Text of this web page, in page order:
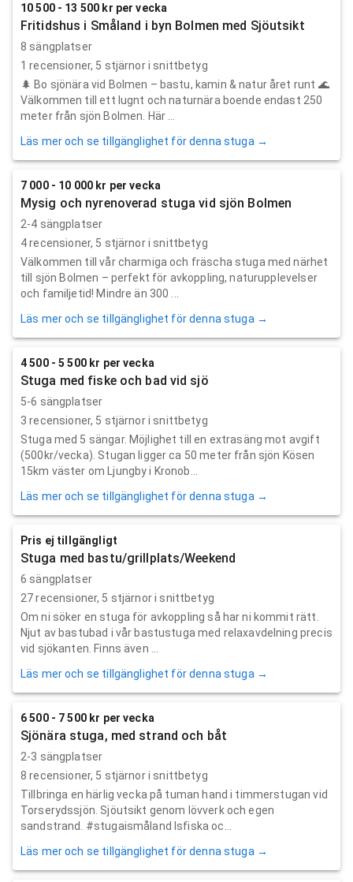
10 500 - 13 500 kr per vecka
Fritidshus i Småland i byn Bolmen med Sjöutsikt
8 sängplatser
1 recensioner, 5 stjärnor i snittbetyg
🌲 Bo sjönära vid Bolmen – bastu, kamin & natur året runt 🌊
Välkommen till ett lugnt och naturnära boende endast 250
meter från sjön Bolmen. Här ...
Läs mer och se tillgänglighet för denna stuga →
7 000 - 10 000 kr per vecka
Mysig och nyrenoverad stuga vid sjön Bolmen
2-4 sängplatser
4recensioner, 5 stjärnor i snittbetyg
Välkommen till vår charmiga och fräscha stuga med närhet
till sjön Bolmen – perfekt för avkoppling, naturupplevelser
och familjetid! Mindre än 300 ...
Läs mer och se tillgänglighet för denna stuga →
4 500 - 5 500 kr per vecka
Stuga med fiske och bad vid sjö
5-6 sängplatser
3 recensioner, 5 stjärnor i snittbetyg
Stuga med 5 sängar. Möjlighet till en extrasäng mot avgift
(500kr/vecka). Stugan ligger ca 50 meter från sjön Kösen
15km väster om Ljungby i Kronob...
Läs mer och se tillgänglighet för denna stuga →
Pris ej tillgängligt
Stuga med bastu/grillplats/Weekend
6 sängplatser
27recensioner, 5 stjärnor i snittbetyg
Om ni söker en stuga för avkoppling så har ni kommit rätt.
Njut av bastubad i vår bastustuga med relaxavdelning precis
vid sjökanten. Finns även ...
Läs mer och se tillgänglighet för denna stuga →
6 500 - 7 500 kr per vecka
Sjönära stuga, med strand och båt
2-3 sängplatser
8 recensioner, 5 stjärnor i snittbetyg
Tillbringa en härlig vecka på tuman hand i timmerstugan vid
Torserydssjön. Sjöutsikt genom lövverk och egen
sandstrand. #stugaismåland Isfiska oc...
Läs mer och se tillgänglighet för denna stuga →